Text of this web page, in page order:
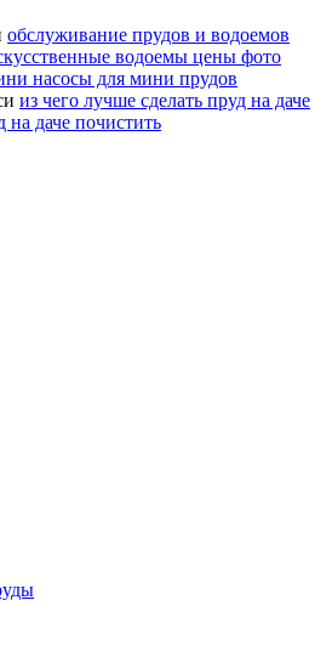
обслуживание прудов и водоемов
водоемы цены фото
насосы для мини прудов
из чего лучше сделать пруд на даче
на даче почистить